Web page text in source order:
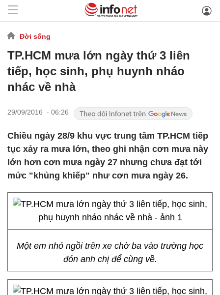
Đời sống
TP.HCM mưa lớn ngày thứ 3 liên
tiếp, học sinh, phụ huynh nháo
nhác về nhà
29/09/2016 - 06:26
Chiều ngày 28/9 khu vực trung tâm TP.HCM tiếp
tục xảy ra mưa lớn, theo ghi nhận cơn mưa này
lớn hơn cơn mưa ngày 27 nhưng chưa đạt tới
mức "khủng khiếp" như cơn mưa ngày 26.
Một em nhỏ ngồi trên xe chờ ba vào trường học
đón anh chị để cùng về.